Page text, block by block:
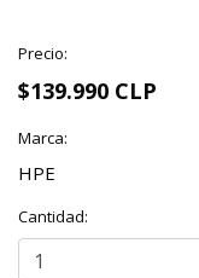
Precio:
$139.990 CLP
Marca:
HPE
Cantidad: